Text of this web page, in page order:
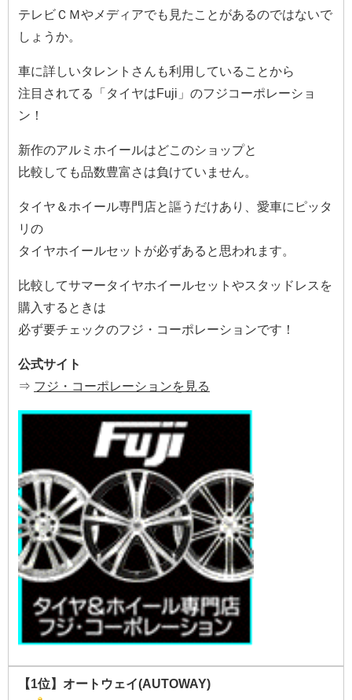
テレビＣＭやメディアでも見たことがあるのではないで
しょうか。
車に詳しいタレントさんも利用していることから
注目されてる「タイヤはFuji」のフジコーポレーショ
ン！
新作のアルミホイールはどこのショップと
比較しても品数豊富さは負けていません。
タイヤ＆ホイール専門店と謳うだけあり、愛車にピッタ
リの
タイヤホイールセットが必ずあると思われます。
比較してサマータイヤホイールセットやスタッドレスを
購入するときは
必ず要チェックのフジ・コーポレーションです！
公式サイト
⇒ フジ・コーポレーションを見る
【1位】オートウェイ(AUTOWAY)